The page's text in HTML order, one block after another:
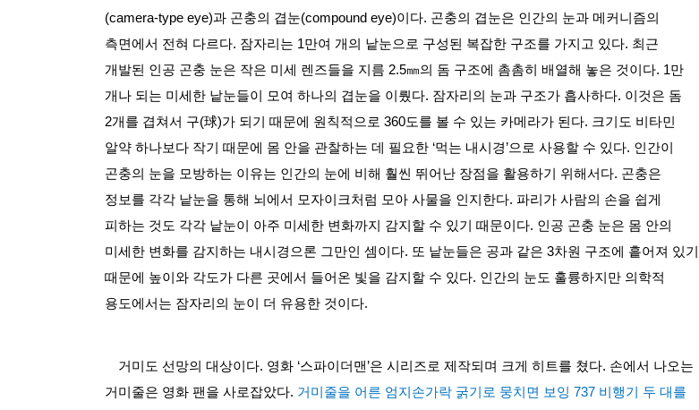
(camera-type eye)과 곤충의 겹눈(compound eye)이다. 곤충의 겹눈은 인간의 눈과 메커니즘의
측면에서 전혀 다르다. 잠자리는 1만여 개의 낱눈으로 구성된 복잡한 구조를 가지고 있다. 최근
개발된 인공 곤충 눈은 작은 미세 렌즈들을 지름 2.5㎜의 돔 구조에 촘촘히 배열해 놓은 것이다. 1만
개나 되는 미세한 낱눈들이 모여 하나의 겹눈을 이뤘다. 잠자리의 눈과 구조가 흡사하다. 이것은 돔
2개를 겹쳐서 구(球)가 되기 때문에 원칙적으로 360도를 볼 수 있는 카메라가 된다. 크기도 비타민
알약 하나보다 작기 때문에 몸 안을 관찰하는 데 필요한 ‘먹는 내시경’으로 사용할 수 있다. 인간이
곤충의 눈을 모방하는 이유는 인간의 눈에 비해 훨씬 뛰어난 장점을 활용하기 위해서다. 곤충은
정보를 각각 낱눈을 통해 뇌에서 모자이크처럼 모아 사물을 인지한다. 파리가 사람의 손을 쉽게
피하는 것도 각각 낱눈이 아주 미세한 변화까지 감지할 수 있기 때문이다. 인공 곤충 눈은 몸 안의
미세한 변화를 감지하는 내시경으론 그만인 셈이다. 또 낱눈들은 공과 같은 3차원 구조에 흩어져 있기
때문에 높이와 각도가 다른 곳에서 들어온 빛을 감지할 수 있다. 인간의 눈도 훌륭하지만 의학적
용도에서는 잠자리의 눈이 더 유용한 것이다.
거미도 선망의 대상이다. 영화‘스파이더맨’은 시리즈로 제작되며 크게 히트를 쳤다. 손에서 나오는
거미줄은 영화 팬을 사로잡았다. 거미줄을 어른 엄지손가락 굵기로 뭉치면 보잉 737 비행기 두 대를